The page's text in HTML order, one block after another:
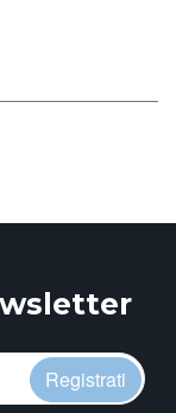
Registrati